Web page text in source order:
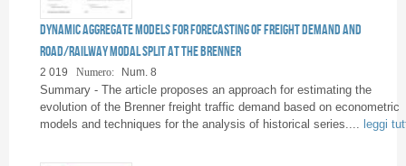
Dynamic aggregate models for forecasting of freight demand and
road/railway modal split at the Brenner
2 019 Numero: Num. 8
Summary - The article proposes an approach for estimating the
evolution of the Brenner freight traffic demand based on econometric
models and techniques for the analysis of historical series....
leggi